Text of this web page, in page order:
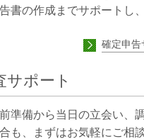
書の作成までサポートし
確定申告
サポート
準備から当日の立会い、
も、まずはお気軽にご相